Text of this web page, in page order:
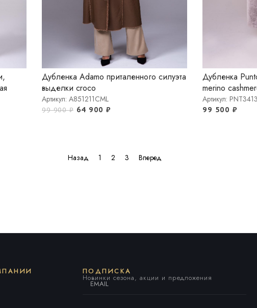
Дубленка Adamo приталенного силуэта
выделки croco
Артикул: A851211CML
99 900₽ 64 900 ₽
Дубленка
merino
Артикул: PNT3413
99 500 ₽
Назад 1 2 3 Вперед
ПОДПИСКА
Новинки сезона, акции и предложения